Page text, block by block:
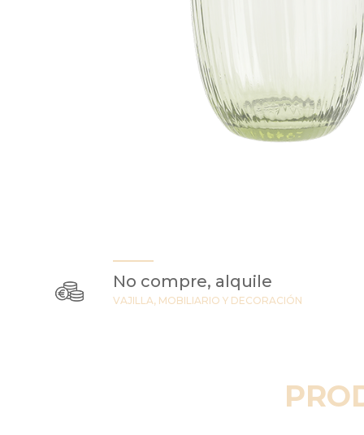
No compre, alquile
VAJILLA, MOBILIARIO Y DECORACIÓN